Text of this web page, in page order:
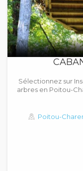
Sélectionnez sur
arbres en Poitou-
Poitou-